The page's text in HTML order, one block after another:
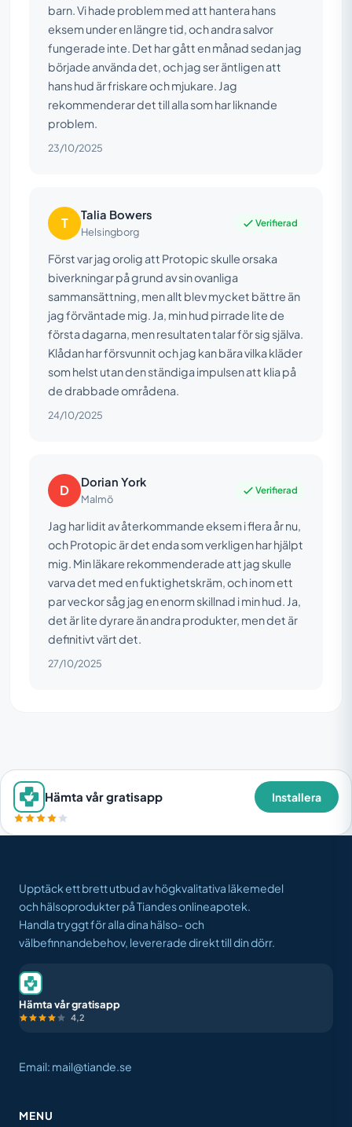
barn. Vi hade problem med att hantera hans
eksem under en längre tid, och andra salvor
fungerade inte. Det har gått en månad sedan jag
började använda det, och jag ser äntligen att
hans hud är friskare och mjukare. Jag
rekommenderar det till alla som har liknande
problem.
23/10/2025
T Talia Bowers
Helsingborg
Verifierad
Först var jag orolig att Protopic skulle orsaka
biverkningar på grund av sin ovanliga
sammansättning, men allt blev mycket bättre än
jag förväntade mig. Ja, min hud pirrade lite de
första dagarna, men resultaten talar för sig själva.
Klådan har försvunnit och jag kan bära vilka kläder
som helst utan den ständiga impulsen att klia på
de drabbade områdena.
24/10/2025
D Dorian York
Malmö
Verifierad
Jag har lidit av återkommande eksem i flera år nu,
och Protopic är det enda som verkligen har hjälpt
mig. Min läkare rekommenderade att jag skulle
varva det med en fuktighetskräm, och inom ett
par veckor såg jag en enorm skillnad i min hud. Ja,
det är lite dyrare än andra produkter, men det är
definitivt värt det.
27/10/2025
Hämta vår gratisapp Installera
Upptäck ett brett utbud av högkvalitativa läkemedel
och hälsoprodukter på Tiandes onlineapotek.
Handla tryggt för alla dina hälso- och
välbefinnandebehov, levererade direkt till din dörr.
Hämta vår gratisapp
4,2
Email: mail@tiande.se
MENU